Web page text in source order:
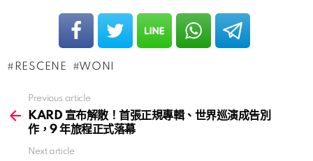
RESCENE WONI
more
Previous article
KARD 宣布解散！首張正規專輯、世界巡演成告別
作，9 年旅程正式落幕
Next article